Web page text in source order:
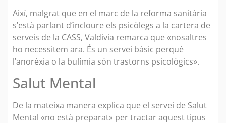
Així, malgrat que en el marc de la reforma sanitària
s’està parlant d’incloure els psicòlegs a la cartera de
serveis de la CASS, Valdivia remarca que «nosaltres
ho necessitem ara. És un servei bàsic perquè
l’anorèxia o la bulímia són trastorns psicològics».
Salut Mental
De la mateixa manera explica que el servei de Salut
Mental «no està preparat» per tractar aquest tipus